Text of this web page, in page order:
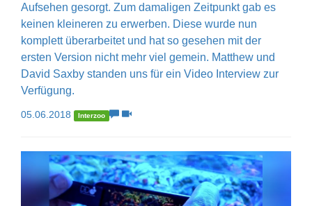
Aufsehen gesorgt. Zum damaligen Zeitpunkt gab es
keinen kleineren zu erwerben. Diese wurde nun
komplett überarbeitet und hat so gesehen mit der
ersten Version nicht mehr viel gemein. Matthew und
David Saxby standen uns für ein Video Interview zur
Verfügung.
05.06.2018 Interzoo